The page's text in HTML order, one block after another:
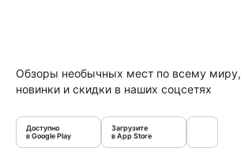
Обзоры необычных мест по всему миру,
новинки и скидки в наших соцсетях
Доступно
в Google Play
Загрузите
в App Store